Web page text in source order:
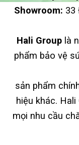
Showroom: 33
Hali Group là
phẩm bảo vệ
sản phẩm
hiệu khác.
mọi nhu cầu